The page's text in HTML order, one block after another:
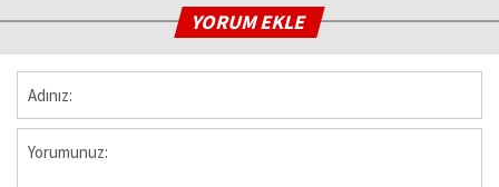
YORUM EKLE